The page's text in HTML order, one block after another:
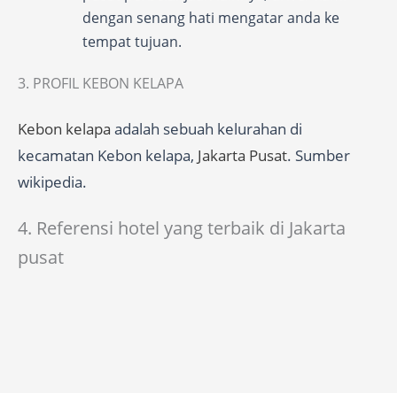
dengan senang hati mengatar anda ke
tempat tujuan.
3. PROFIL KEBON KELAPA
Kebon kelapa adalah sebuah kelurahan di
kecamatan Kebon kelapa, Jakarta Pusat. Sumber
wikipedia.
4. Referensi hotel yang terbaik di Jakarta
pusat